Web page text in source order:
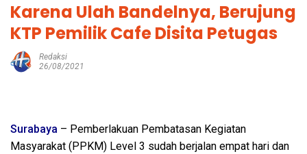
Karena Ulah Bandelnya, Berujung
KTP Pemilik Cafe Disita Petugas
Redaksi
26/08/2021
Surabaya – Pemberlakuan Pembatasan Kegiatan
Masyarakat (PPKM) Level 3 sudah berjalan empat hari dan